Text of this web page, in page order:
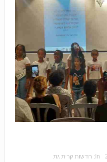
In:
חדשות קרית גת